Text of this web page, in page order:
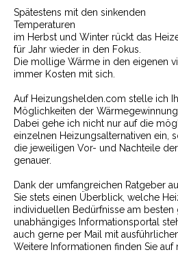
Spätestens mit den sinkenden
Temperaturen
im Herbst und Winter rückt das
für Jahr wieder in den Fokus.
Die mollige Wärme in den eigenen
immer Kosten mit sich.
Auf Heizungshelden.com stelle ich
Möglichkeiten der
Dabei gehe ich nicht nur auf die
einzelnen Heizungsalternativen ein,
die jeweiligen Vor- und Nachteile
genauer.
Dank der umfangreichen Ratgeber
Sie stets einen Überblick, welche
individuellen Bedürfnisse am besten
unabhängiges Informationsportal
auch gerne per Mail mit
Weitere Informationen finden Sie auf